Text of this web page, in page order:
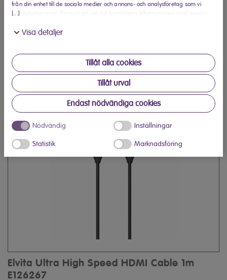
[...]
från din enhet till de sociala medier och annons- och analysföretag som vi
samarbetar med. Dessa kan i sin tur kombinera informationen med annan
använt deras tjänster.
Visa detaljer
Tillåt alla cookies
Tillåt urval
Endast nödvändiga cookies
Nödvändig Inställningar
Statistik Marknadsföring
Elvita Ultra High Speed HDMI Cable 2m
E126268
Elvita Ultra High Speed HDMI Cable 1m
E126267